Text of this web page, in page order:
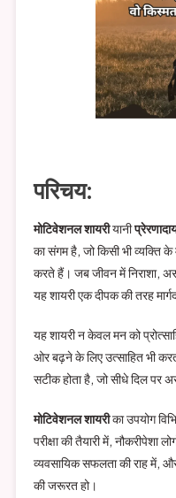
परिचय:
मोटिवेशनल शायरीयानी
का संगम है, जो किसी भी
करते हैं। जब जीवन में निराशा,
यह शायरी एक दीपक की तरह
यह शायरी न केवल मन को
ओर बढ़ने के लिए उत्साहित भी
सटीक होता है, जो सीधे दिल पर
मोटिवेशनल शायरीका उपयोग
परीक्षा की तैयारी में, नौकरीपेशा
व्यवसायिक सफलता की राह में,
की जरूरत हो।